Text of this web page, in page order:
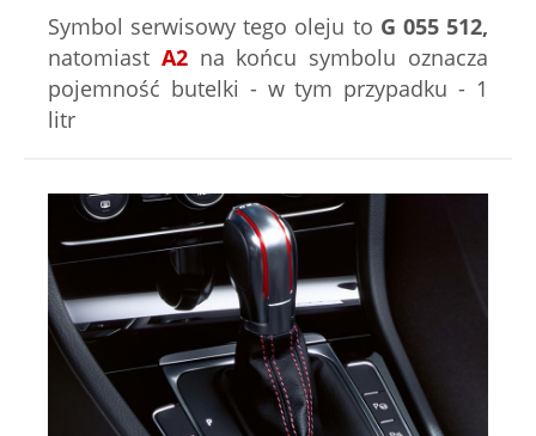
Symbol serwisowy tego oleju to G 055 512,
natomiast A2na końcu symbolu oznacza
pojemność butelki - w tym przypadku - 1
litr